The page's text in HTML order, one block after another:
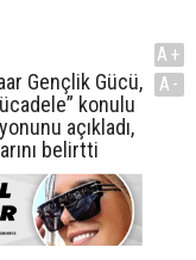
Gençlik Gücü,
konulu
açıkladı,
belirtti
A+
A-